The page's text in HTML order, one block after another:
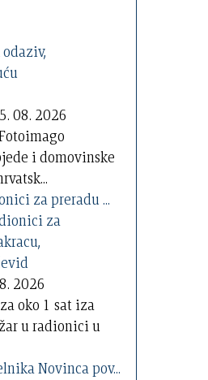
08. 2026
i domovinske
za preradu ...
2026
oko 1 sat iza
u radionici u
Novinca pov...